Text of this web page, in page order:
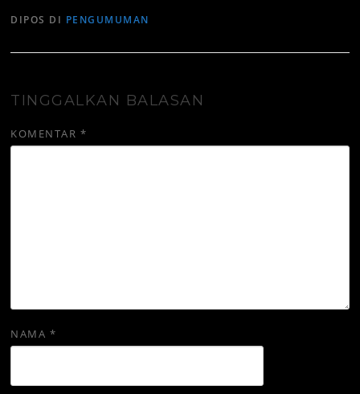
DIPOS DI PENGUMUMAN
TINGGALKAN BALASAN
KOMENTAR *
NAMA *